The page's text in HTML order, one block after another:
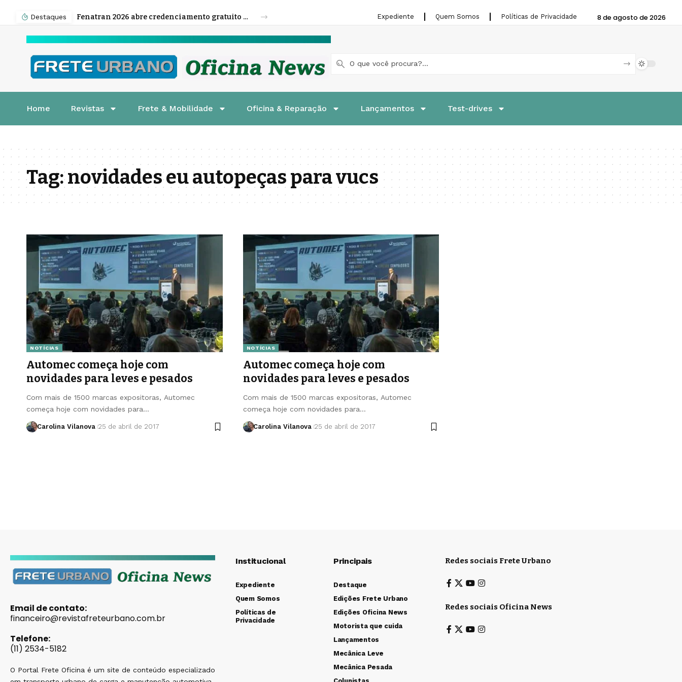
Destaques Fenatran 2026 abre credenciamento gratuito para visitantes Expediente Quem Somos Políticas de Privacidade 8 de agosto de 2026
Home Revistas Frete & Mobilidade Oficina & Reparação Lançamentos Test-drives
Tag:novidades eu autopeças para vucs
NOTÍCIAS
Automec começa hoje com
novidades para leves e pesados
Com mais de 1500 marcas expositoras, Automec
começa hoje com novidades para…
Carolina Vilanova 25 de abril de 2017
NOTÍCIAS
Automec começa hoje com
novidades para leves e pesados
Com mais de 1500 marcas expositoras, Automec
começa hoje com novidades para…
Carolina Vilanova 25 de abril de 2017
Email de contato:
financeiro@revistafreteurbano.com.br
Telefone:
(11) 2534-5182
O Portal Frete Oficina é um site de conteúdo especializado
Institucional
Expediente
Quem Somos
Políticas de
Privacidade
Principais
Destaque
Edições Frete Urbano
Edições Oficina News
Motorista que cuida
Lançamentos
Mecânica Leve
Mecânica Pesada
Redes sociais Frete Urbano
Redes sociais Oficina News